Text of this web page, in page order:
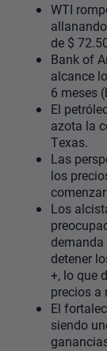
WTI
de $
Bank of
alcance
6 meses
El
azota la
Texas.
Las
los
Los
demanda
detener
+, lo que
precios a
El
siendo